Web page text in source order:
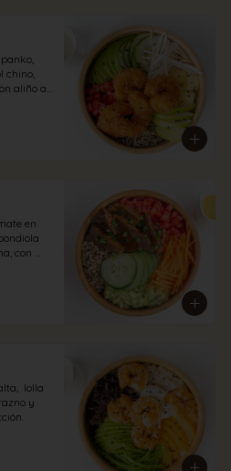
chino,
aliño a
en
con
lolla
y